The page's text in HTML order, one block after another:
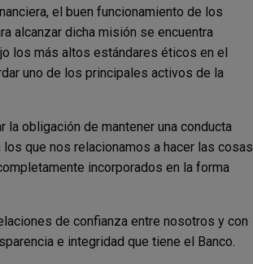
el buen funcionamiento de los
alcanzar dicha misión se encuentra
los más altos estándares éticos en el
uno de los principales activos de la
obligación de mantener una conducta
que nos relacionamos a hacer las cosas
incorporados en la forma
de confianza entre nosotros y con
e integridad que tiene el Banco.